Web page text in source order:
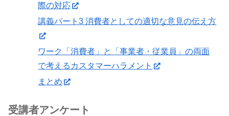
際の対応
講義パート3 消費者としての適切な意見の伝え方
ワーク「消費者」と「事業者・従業員」の両面
で考えるカスタマーハラメント
まとめ
受講者アンケート